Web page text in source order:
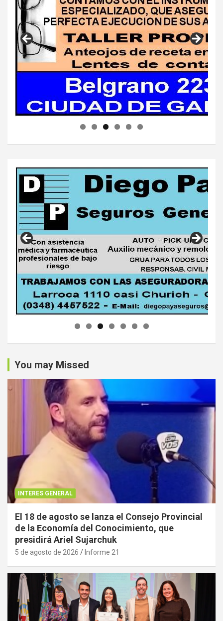
You may Missed
INTERES GENERAL
El 18 de agosto se lanza el Consejo Provincial
de la Economía del Conocimiento, que
presidirá Ariel Sujarchuk
5 de agosto de 2026 Informe 21